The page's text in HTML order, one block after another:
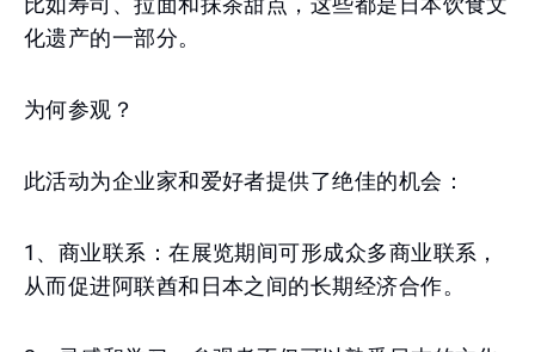
化遗产的一部分。
为何参观？
此活动为企业家和爱好者提供了绝佳的机会：
1、商业联系：在展览期间可形成众多商业联系，
从而促进阿联酋和日本之间的长期经济合作。